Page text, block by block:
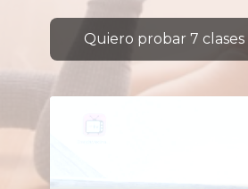
Quiero probar 7 clases